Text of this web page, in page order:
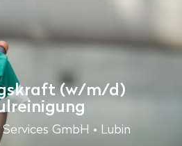
(w/m/d)
GmbH • Lubin